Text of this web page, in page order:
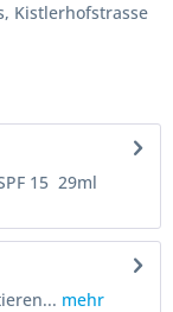
Kistlerhofstrasse
15 29ml
mehr